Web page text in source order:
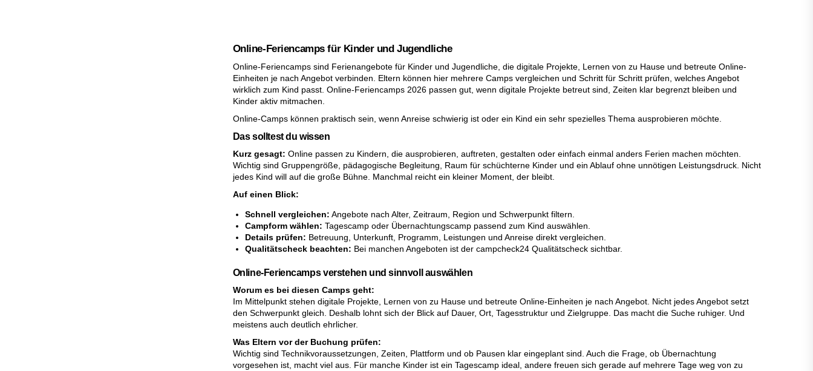
Online-Feriencamps für Kinder und Jugendliche
Online-Feriencamps sind Ferienangebote für Kinder und Jugendliche, die digitale Projekte, Lernen von zu Hause und betreute Online-
Einheiten je nach Angebot verbinden. Eltern können hier mehrere Camps vergleichen und Schritt für Schritt prüfen, welches Angebot
wirklich zum Kind passt. Online-Feriencamps 2026 passen gut, wenn digitale Projekte betreut sind, Zeiten klar begrenzt bleiben und
Kinder aktiv mitmachen.
Online-Camps können praktisch sein, wenn Anreise schwierig ist oder ein Kind ein sehr spezielles Thema ausprobieren möchte.
Das solltest du wissen
Kurz gesagt: Online passen zu Kindern, die ausprobieren, auftreten, gestalten oder einfach einmal anders Ferien machen möchten.
Wichtig sind Gruppengröße, pädagogische Begleitung, Raum für schüchterne Kinder und ein Ablauf ohne unnötigen Leistungsdruck. Nicht
jedes Kind will auf die große Bühne. Manchmal reicht ein kleiner Moment, der bleibt.
Auf einen Blick:
Schnell vergleichen: Angebote nach Alter, Zeitraum, Region und Schwerpunkt filtern.
Campform wählen: Tagescamp oder Übernachtungscamp passend zum Kind auswählen.
Details prüfen: Betreuung, Unterkunft, Programm, Leistungen und Anreise direkt vergleichen.
Qualitätscheck beachten: Bei manchen Angeboten ist der campcheck24 Qualitätscheck sichtbar.
Online-Feriencamps verstehen und sinnvoll auswählen
Worum es bei diesen Camps geht:
Im Mittelpunkt stehen digitale Projekte, Lernen von zu Hause und betreute Online-Einheiten je nach Angebot. Nicht jedes Angebot setzt
den Schwerpunkt gleich. Deshalb lohnt sich der Blick auf Dauer, Ort, Tagesstruktur und Zielgruppe. Das macht die Suche ruhiger. Und
meistens auch deutlich ehrlicher.
Was Eltern vor der Buchung prüfen:
Wichtig sind Technikvoraussetzungen, Zeiten, Plattform und ob Pausen klar eingeplant sind. Auch die Frage, ob Übernachtung
vorgesehen ist, macht viel aus. Für manche Kinder ist ein Tagescamp ideal, andere freuen sich gerade auf mehrere Tage weg von zu